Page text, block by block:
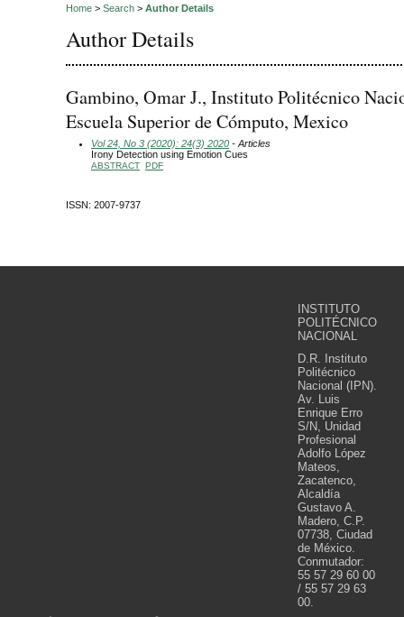
Home > Search > Author Details
Author Details
Gambino, Omar J., Instituto Politécnico
Escuela Superior de Cómputo, Mexico
Vol 24, No 3 (2020): 24(3) 2020 - Articles
Irony Detection using Emotion Cues
ABSTRACT PDF
ISSN: 2007-9737
INSTITUTO
POLITÉCNICO
NACIONAL
D.R. Instituto
Politécnico
Nacional (IPN).
Av. Luis
Enrique Erro
S/N, Unidad
Profesional
Adolfo López
Mateos,
Zacatenco,
Alcaldía
Gustavo A.
Madero, C.P.
07738, Ciudad
de México.
Conmutador:
55 57 29 60 00
/ 55 57 29 63
00.